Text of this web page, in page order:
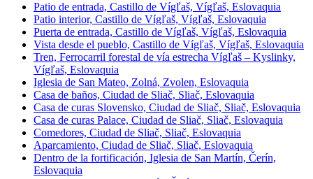
Patio de entrada, Castillo de Vígľaš, Vígľaš, Eslovaquia
Patio interior, Castillo de Vígľaš, Vígľaš, Eslovaquia
Puerta de entrada, Castillo de Vígľaš, Vígľaš, Eslovaquia
Vista desde el pueblo, Castillo de Vígľaš, Vígľaš, Eslovaquia
Tren, Ferrocarril forestal de vía estrecha Vígľaš – Kyslinky,
Vígľaš, Eslovaquia
Iglesia de San Mateo, Zolná, Zvolen, Eslovaquia
Casa de baños, Ciudad de Sliač, Sliač, Eslovaquia
Casa de curas Slovensko, Ciudad de Sliač, Sliač, Eslovaquia
Casa de curas Palace, Ciudad de Sliač, Sliač, Eslovaquia
Comedores, Ciudad de Sliač, Sliač, Eslovaquia
Aparcamiento, Ciudad de Sliač, Sliač, Eslovaquia
Dentro de la fortificación, Iglesia de San Martín, Čerín,
Eslovaquia